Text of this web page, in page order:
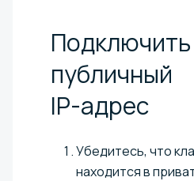
Подключить
публичный
IP-адрес
Убедитесь, что
находится в